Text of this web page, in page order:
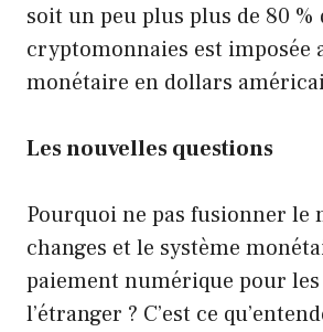
soit un peu plus plus de 80 %
cryptomonnaies est imposée
monétaire en dollars
Les nouvelles questions
Pourquoi ne pas fusionner le
changes et le système
paiement numérique pour
l’étranger ? C’est ce